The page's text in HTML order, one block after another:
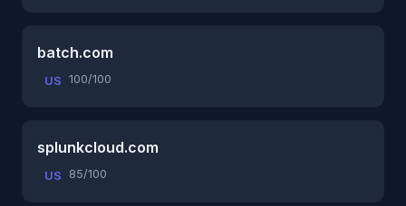
batch.com
US 100/100
splunkcloud.com
US 85/100